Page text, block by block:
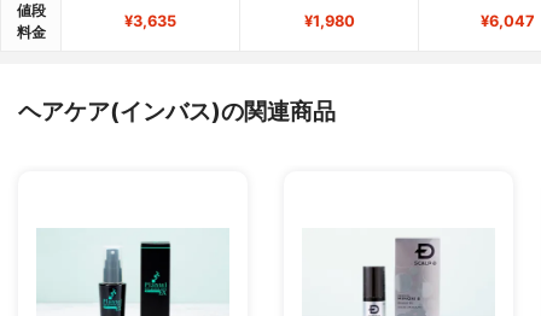
値段
料金
¥3,635 ¥1,980 ¥6,047
ヘアケア(インバス)の関連商品